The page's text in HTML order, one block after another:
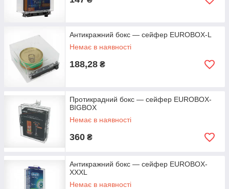
Антикражний бокс — сейфер EUROBOX-L
Немає в наявності
188,28 ₴
Протикрадний бокс — сейфер EUROBOX-
BIGBOX
Немає в наявності
360 ₴
Антикражний бокс — сейфер EUROBOX-
XXXL
Немає в наявності